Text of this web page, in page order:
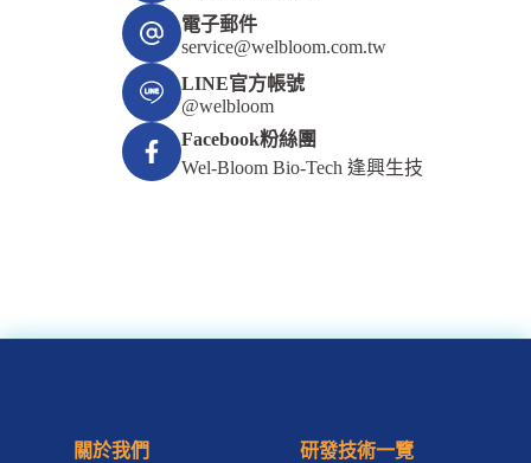
電子郵件
service@welbloom.com.tw
LINE官方帳號
@welbloom
Facebook粉絲團
Wel-Bloom Bio-Tech 逢興生技
關於我們
研發技術一覽